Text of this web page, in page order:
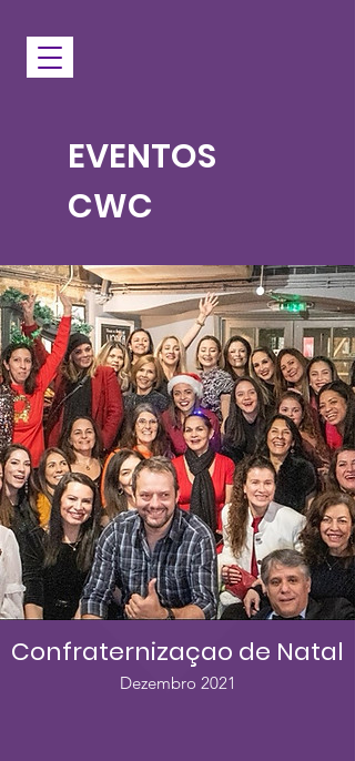
EVENTOS
CWC
Confraternizaçao de Natal
Dezembro 2021